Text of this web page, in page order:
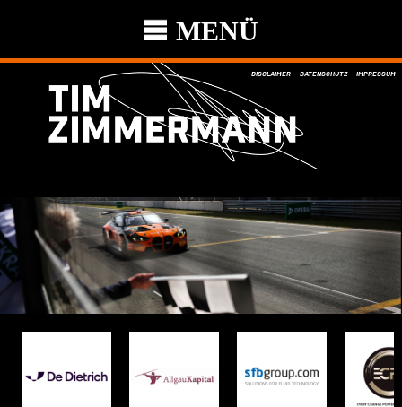
MENÜ
DISCLAIMER DATENSCHUTZ IMPRESSUM